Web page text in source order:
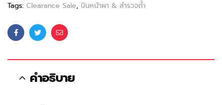
Tags: Clearance Sale, ปีนหน้าผา & สำรวจถ้ำ
FacebookTwitterEmail
คำอธิบาย